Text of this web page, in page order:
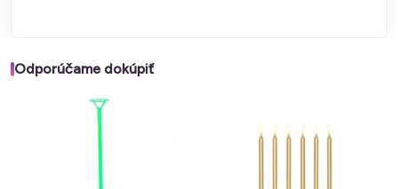
Odporúčame dokúpiť